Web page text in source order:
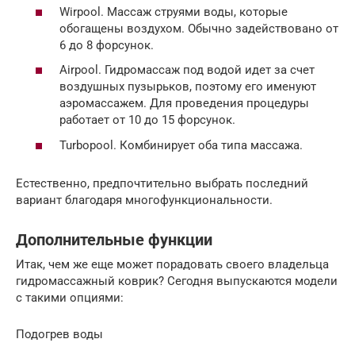
Wirpool. Массаж струями воды, которые
обогащены воздухом. Обычно задействовано от
6 до 8 форсунок.
Airpool. Гидромассаж под водой идет за счет
воздушных пузырьков, поэтому его именуют
аэромассажем. Для проведения процедуры
работает от 10 до 15 форсунок.
Turbopool. Комбинирует оба типа массажа.
Естественно, предпочтительно выбрать последний
вариант благодаря многофункциональности.
Дополнительные функции
Итак, чем же еще может порадовать своего владельца
гидромассажный коврик? Сегодня выпускаются модели
с такими опциями:
Подогрев воды